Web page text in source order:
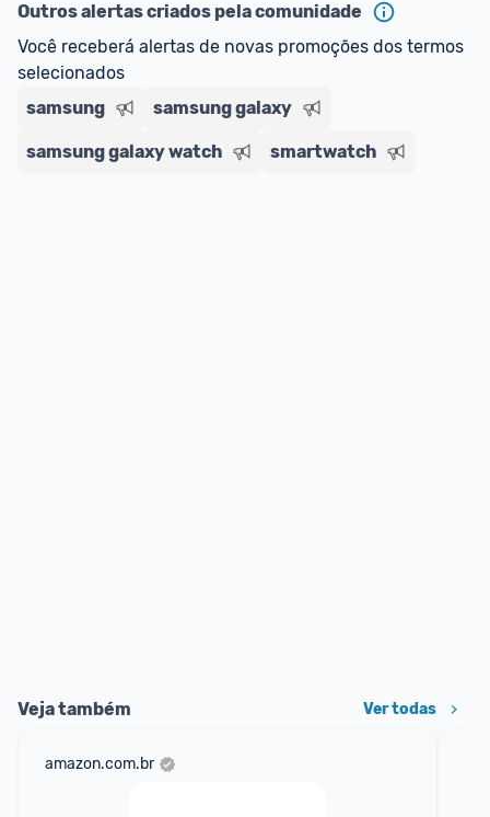
Outros alertas criados pela comunidade
Você receberá alertas de novas promoções dos termos
selecionados
samsung
samsung galaxy
samsung galaxy watch smartwatch
Veja também Ver todas
amazon.com.br